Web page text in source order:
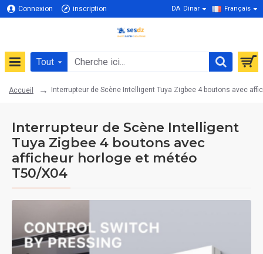
Connexion inscription DA Dinar Français
Tout
Accueil Interrupteur de Scène Intelligent Tuya Zigbee 4 boutons avec
Interrupteur de Scène Intelligent
Tuya Zigbee 4 boutons avec
afficheur horloge et météo
T50/X04